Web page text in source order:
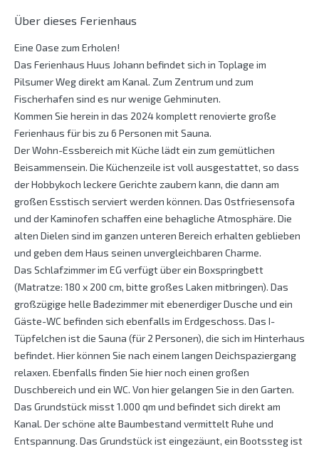
Über dieses Ferienhaus
Eine Oase zum Erholen!
Das Ferienhaus Huus Johann befindet sich in Toplage im
Pilsumer Weg direkt am Kanal. Zum Zentrum und zum
Fischerhafen sind es nur wenige Gehminuten.
Kommen Sie herein in das 2024 komplett renovierte große
Ferienhaus für bis zu 6 Personen mit Sauna.
Der Wohn-Essbereich mit Küche lädt ein zum gemütlichen
Beisammensein. Die Küchenzeile ist voll ausgestattet, so dass
der Hobbykoch leckere Gerichte zaubern kann, die dann am
großen Esstisch serviert werden können. Das Ostfriesensofa
und der Kaminofen schaffen eine behagliche Atmosphäre. Die
alten Dielen sind im ganzen unteren Bereich erhalten geblieben
und geben dem Haus seinen unvergleichbaren Charme.
Das Schlafzimmer im EG verfügt über ein Boxspringbett
(Matratze: 180 x 200 cm, bitte großes Laken mitbringen). Das
großzügige helle Badezimmer mit ebenerdiger Dusche und ein
Gäste-WC befinden sich ebenfalls im Erdgeschoss. Das I-
Tüpfelchen ist die Sauna (für 2 Personen), die sich im Hinterhaus
befindet. Hier können Sie nach einem langen Deichspaziergang
relaxen. Ebenfalls finden Sie hier noch einen großen
Duschbereich und ein WC. Von hier gelangen Sie in den Garten.
Das Grundstück misst 1.000 qm und befindet sich direkt am
Kanal. Der schöne alte Baumbestand vermittelt Ruhe und
Entspannung. Das Grundstück ist eingezäunt, ein Bootssteg ist